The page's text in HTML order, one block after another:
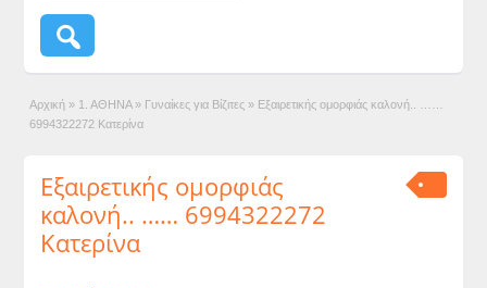
Αρχική » 1. ΑΘΗΝΑ » Γυναίκες για Βίζιτες » Εξαιρετικής ομορφιάς καλονή.. ……
6994322272 Κατερίνα
Εξαιρετικής ομορφιάς
καλονή.. …… 6994322272
Κατερίνα